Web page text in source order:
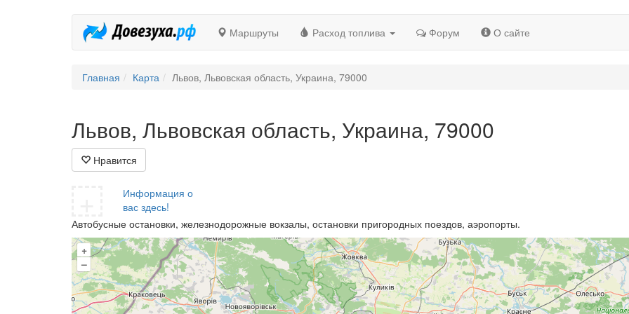
Маршруты Расход топлива Форум О сайте
Главная Карта Львов, Львовская область, Украина, 79000
Львов, Львовская область, Украина, 79000
Нравится
Информация о
вас здесь!
Автобусные остановки, железнодорожные вокзалы, остановки пригородных поездов, аэропорты.
+
–